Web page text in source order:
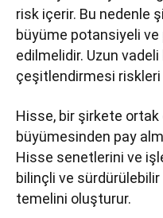
risk içerir. Bu nedenle
büyüme potansiyeli ve
edilmelidir. Uzun vadeli
çeşitlendirmesi riskleri
Hisse, bir şirkete ortak
büyümesinden pay
Hisse senetlerini ve
bilinçli ve sürdürülebilir
temelini oluşturur.